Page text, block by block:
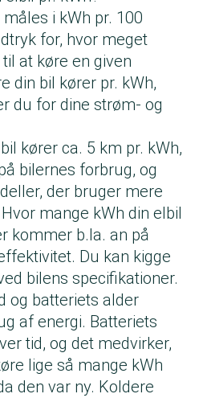
i kWh pr. 100
for, hvor meget
at køre en given
din bil kører pr. kWh,
du for dine strøm- og
kører ca. 5 km pr. kWh,
bilernes forbrug, og
der bruger mere
mange kWh din elbil
kommer b.la. an på
Du kan kigge
bilens specifikationer.
og batteriets alder
af energi. Batteriets
tid, og det medvirker,
lige så mange kWh
den var ny. Koldere